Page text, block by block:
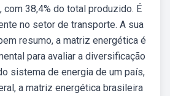
38,4% do total produzido. É
no setor de transporte. A sua
resumo, a matriz energética é
para avaliar a diversificação
sistema de energia de um país,
a matriz energética brasileira